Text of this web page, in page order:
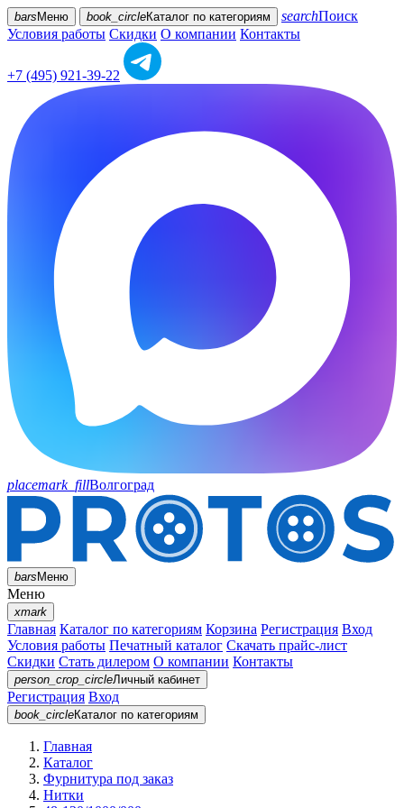
bars Меню book_circleКаталог по категориям searchПоиск
Условия работы Скидки О компании Контакты
+7 (495) 921-39-22
placemark_fillВолгоград
barsМеню
Меню
xmark
Главная Каталог по категориям Корзина Регистрация Вход
Условия работы Печатный каталог Скачать прайс-лист
Скидки Стать дилером О компании Контакты
person_crop_circleЛичный кабинет
Регистрация Вход
book_circleКаталог по категориям
Главная
Каталог
Фурнитура под заказ
Нитки